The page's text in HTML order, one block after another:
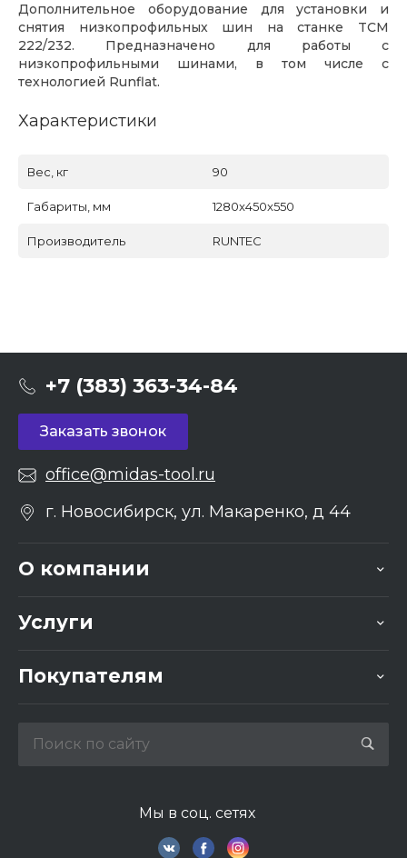
Дополнительное оборудование для установки и
снятия низкопрофильных шин на станке TCM
222/232. Предназначено для работы с
низкопрофильными шинами, в том числе с
технологией Runflat.
Характеристики
Вес, кг 90
Габариты, мм 1280x450x550
Производитель RUNTEC
+7 (383) 363-34-84
Заказать звонок
office@midas-tool.ru
г. Новосибирск, ул. Макаренко, д 44
О компании
Услуги
Покупателям
Мы в соц. сетях